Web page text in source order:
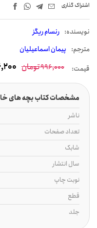
اشتراک‌ گذاری
نويسنده: رنسام ریگز
مترجم: پیمان اسماعیلیان
قیمت: 996,000تومان
مشخصات کتاب بچه های
ناشر
تعداد صفحات
شابک
سال انتشار
نوبت چاپ
قطع
جلد